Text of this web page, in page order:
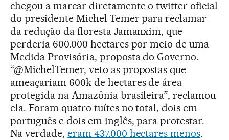
chegou a marcar diretamente o twitter oficial
do presidente Michel Temer para reclamar
da redução da floresta Jamanxim, que
perderia 600.000 hectares por meio de uma
Medida Provisória, proposta do Governo.
“@MichelTemer, veto as propostas que
ameaçariam 600k de hectares de área
protegida na Amazônia brasileira”, reclamou
ela. Foram quatro tuítes no total, dois em
português e dois em inglês, para protestar.
Na verdade, eram 437.000 hectares menos.